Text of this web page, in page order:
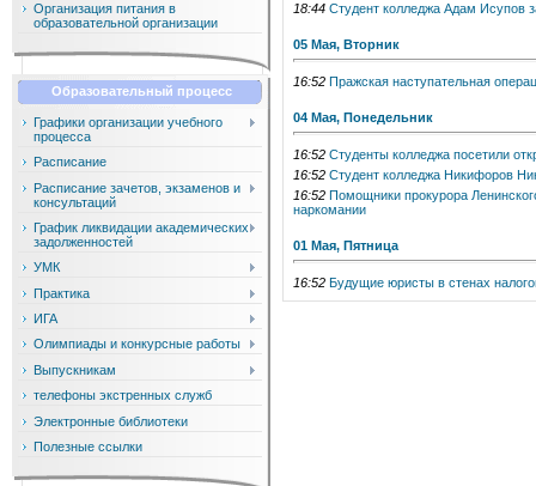
Организация питания в
образовательной организации
Образовательный процесс
Графики организации учебного
процесса
Расписание
Расписание зачетов, экзаменов и
консультаций
График ликвидации академических
задолженностей
УМК
Практика
ИГА
Олимпиады и конкурсные работы
Выпускникам
телефоны экстренных служб
Электронные библиотеки
Полезные ссылки
18:44 Студент колледжа Адам Исупов
05 Мая, Вторник
16:52 Пражская наступательная
04 Мая, Понедельник
16:52 Студенты колледжа посетили
16:52 Студент колледжа Никифоров
16:52 Помощники прокурора
наркомании
01 Мая, Пятница
16:52 Будущие юристы в стенах